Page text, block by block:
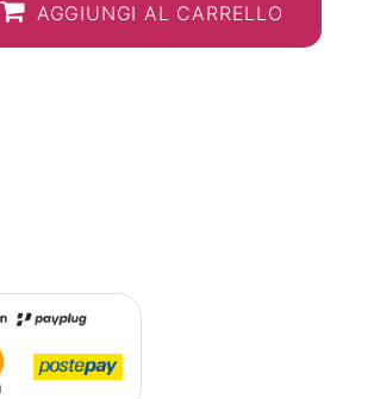
AGGIUNGI AL CARRELLO